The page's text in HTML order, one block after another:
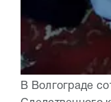
В Волгограде